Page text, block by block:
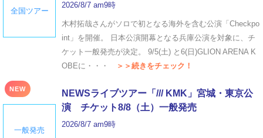
全国ツアー
2026/8/7 am9時
木村拓哉さんがソロで初となる海外を含む公演「Checkpo
int」を開催。 日本公演開幕となる兵庫公演を対象に、チ
ケット一般発売が決定。 9/5(土) と6(日)GLION ARENA K
OBEに・・・
＞＞続きをチェック！
NEW
一般発売
NEWSライブツアー「/// KMK」宮城・東京公
演 チケット8/8（土）一般発売
2026/8/7 am9時